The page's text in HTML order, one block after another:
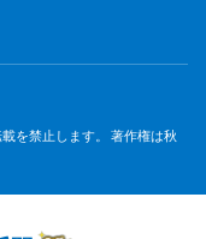
を禁止します。 著作権は秋